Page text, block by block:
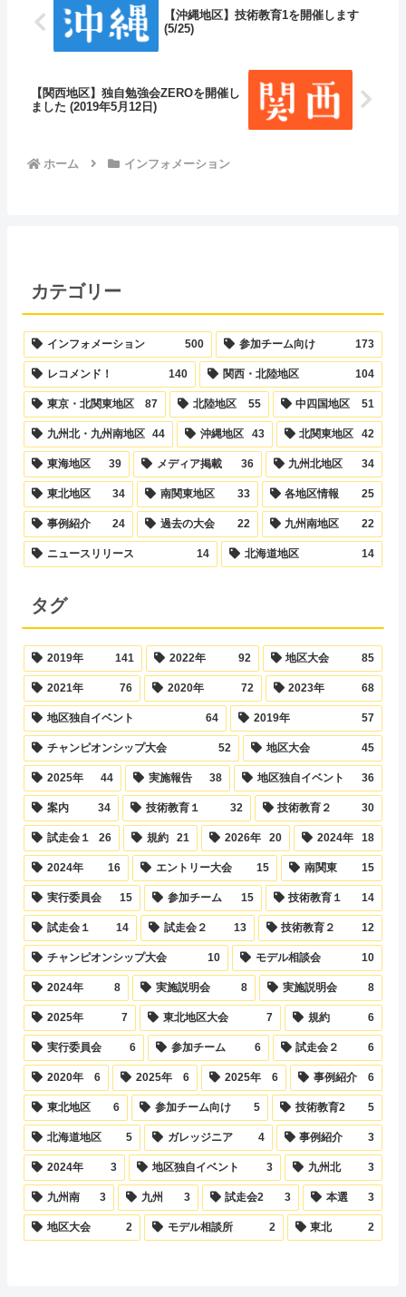
【沖縄地区】技術教育1を開催します
(5/25)
【関西地区】独自勉強会ZEROを開催し
ました (2019年5月12日)
ホーム インフォメーション
カテゴリー
インフォメーション 500 参加チーム向け 173
レコメンド！ 140 関西・北陸地区 104
東京・北関東地区 87 北陸地区 55 中四国地区 51
九州北・九州南地区 44 沖縄地区 43 北関東地区 42
東海地区 39 メディア掲載 36 九州北地区 34
東北地区 34 南関東地区 33 各地区情報 25
事例紹介 24 過去の大会 22 九州南地区 22
ニュースリリース 14 北海道地区 14
タグ
2019年 141 2022年 92 地区大会 85
2021年 76 2020年 72 2023年 68
地区独自イベント 64 2019年 57
チャンピオンシップ大会 52 地区大会 45
2025年 44 実施報告 38 地区独自イベント 36
案内 34 技術教育１ 32 技術教育２ 30
試走会１ 26 規約 21 2026年 20 2024年 18
2024年 16 エントリー大会 15 南関東 15
実行委員会 15 参加チーム 15 技術教育１ 14
試走会１ 14 試走会２ 13 技術教育２ 12
チャンピオンシップ大会 10 モデル相談会 10
2024年 8 実施説明会 8 実施説明会 8
2025年 7 東北地区大会 7 規約 6
実行委員会 6 参加チーム 6 試走会２ 6
2020年 6 2025年 6 2025年 6 事例紹介 6
東北地区 6 参加チーム向け 5 技術教育2 5
北海道地区 5 ガレッジニア 4 事例紹介 3
2024年 3 地区独自イベント 3 九州北 3
九州南 3 九州 3 試走会2 3 本選 3
地区大会 2 モデル相談所 2 東北 2